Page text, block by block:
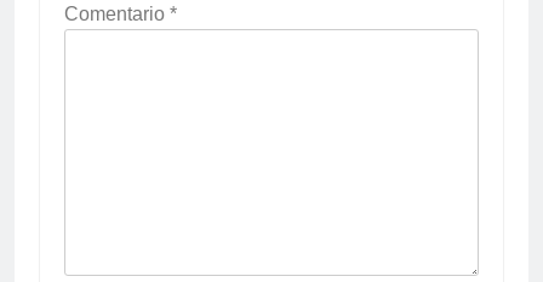
Comentario *